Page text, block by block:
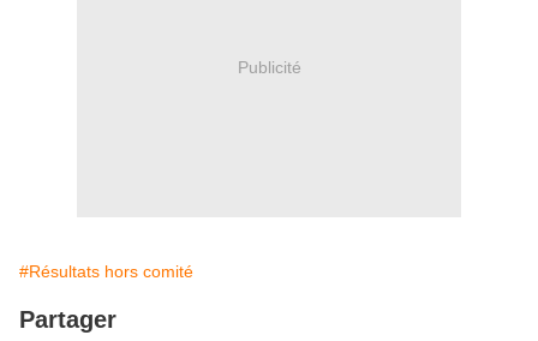
Publicité
#Résultats hors comité
Partager